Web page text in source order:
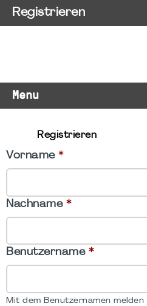
Menu
Registrieren
Vorname*
Nachname*
Benutzername*
Mit dem Benutzernamen
Registrieren